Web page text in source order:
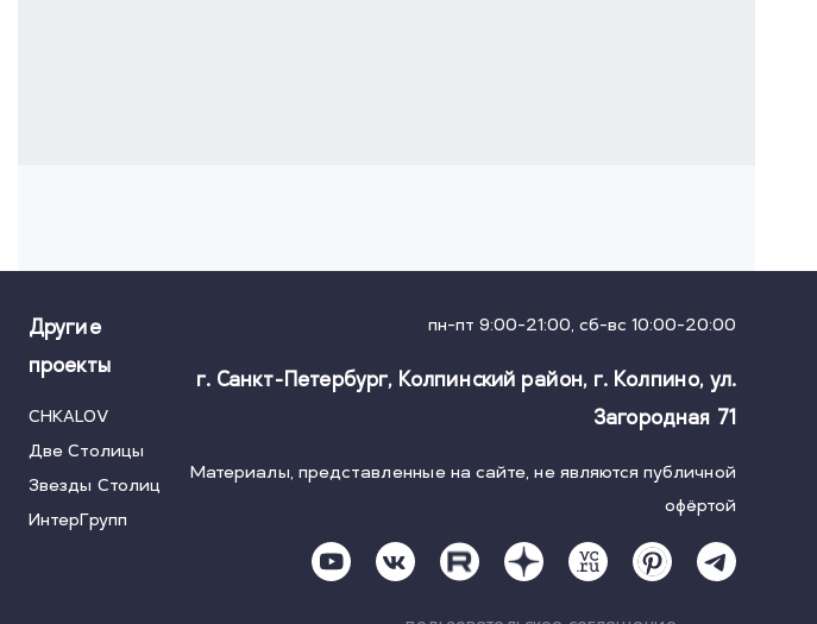
Другие
проекты
CHKALOV
Две Столицы
Звезды Столиц
ИнтерГрупп
пн-пт 9:00-21:00, сб-вс 10:00-20:00
г. Санкт-Петербург, Колпинский район, г. Колпино, ул.
Загородная 71
Материалы, представленные на сайте, не являются публичной
офёртой